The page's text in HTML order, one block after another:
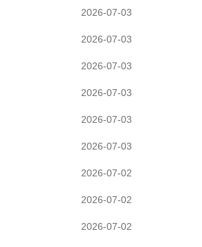
2026-07-03
2026-07-03
2026-07-03
2026-07-03
2026-07-03
2026-07-03
2026-07-02
2026-07-02
2026-07-02